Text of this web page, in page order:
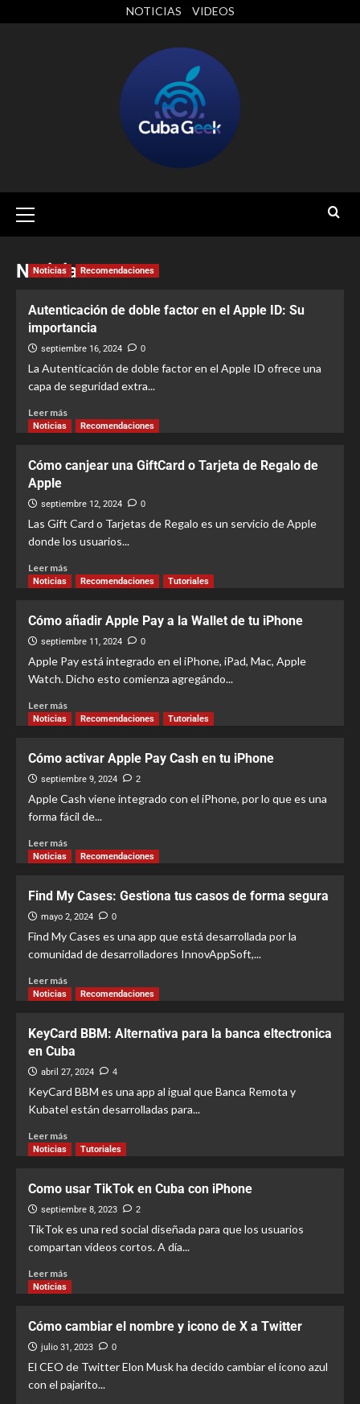
NOTICIAS VIDEOS
Noticias
Noticias Recomendaciones
Autenticación de doble factor en el Apple ID: Su
importancia
septiembre 16, 2024 0
La Autenticación de doble factor en el Apple ID ofrece una
capa de seguridad extra...
Leer más
Noticias Recomendaciones
Cómo canjear una GiftCard o Tarjeta de Regalo de
Apple
septiembre 12, 2024 0
Las Gift Card o Tarjetas de Regalo es un servicio de Apple
donde los usuarios...
Leer más
Noticias Recomendaciones Tutoriales
Cómo añadir Apple Pay a la Wallet de tu iPhone
septiembre 11, 2024 0
Apple Pay está integrado en el iPhone, iPad, Mac, Apple
Watch. Dicho esto comienza agregándo...
Leer más
Noticias Recomendaciones Tutoriales
Cómo activar Apple Pay Cash en tu iPhone
septiembre 9, 2024 2
Apple Cash viene integrado con el iPhone, por lo que es una
forma fácil de...
Leer más
Noticias Recomendaciones
Find My Cases: Gestiona tus casos de forma segura
mayo 2, 2024 0
Find My Cases es una app que está desarrollada por la
comunidad de desarrolladores InnovAppSoft,...
Leer más
Noticias Recomendaciones
KeyCard BBM: Alternativa para la banca eltectronica
en Cuba
abril 27, 2024 4
KeyCard BBM es una app al igual que Banca Remota y
Kubatel están desarrolladas para...
Leer más
Noticias Tutoriales
Como usar TikTok en Cuba con iPhone
septiembre 8, 2023 2
TikTok es una red social diseñada para que los usuarios
compartan videos cortos. A día...
Leer más
Noticias
Cómo cambiar el nombre y icono de X a Twitter
julio 31, 2023 0
El CEO de Twitter Elon Musk ha decido cambiar el icono azul
con el pajarito...